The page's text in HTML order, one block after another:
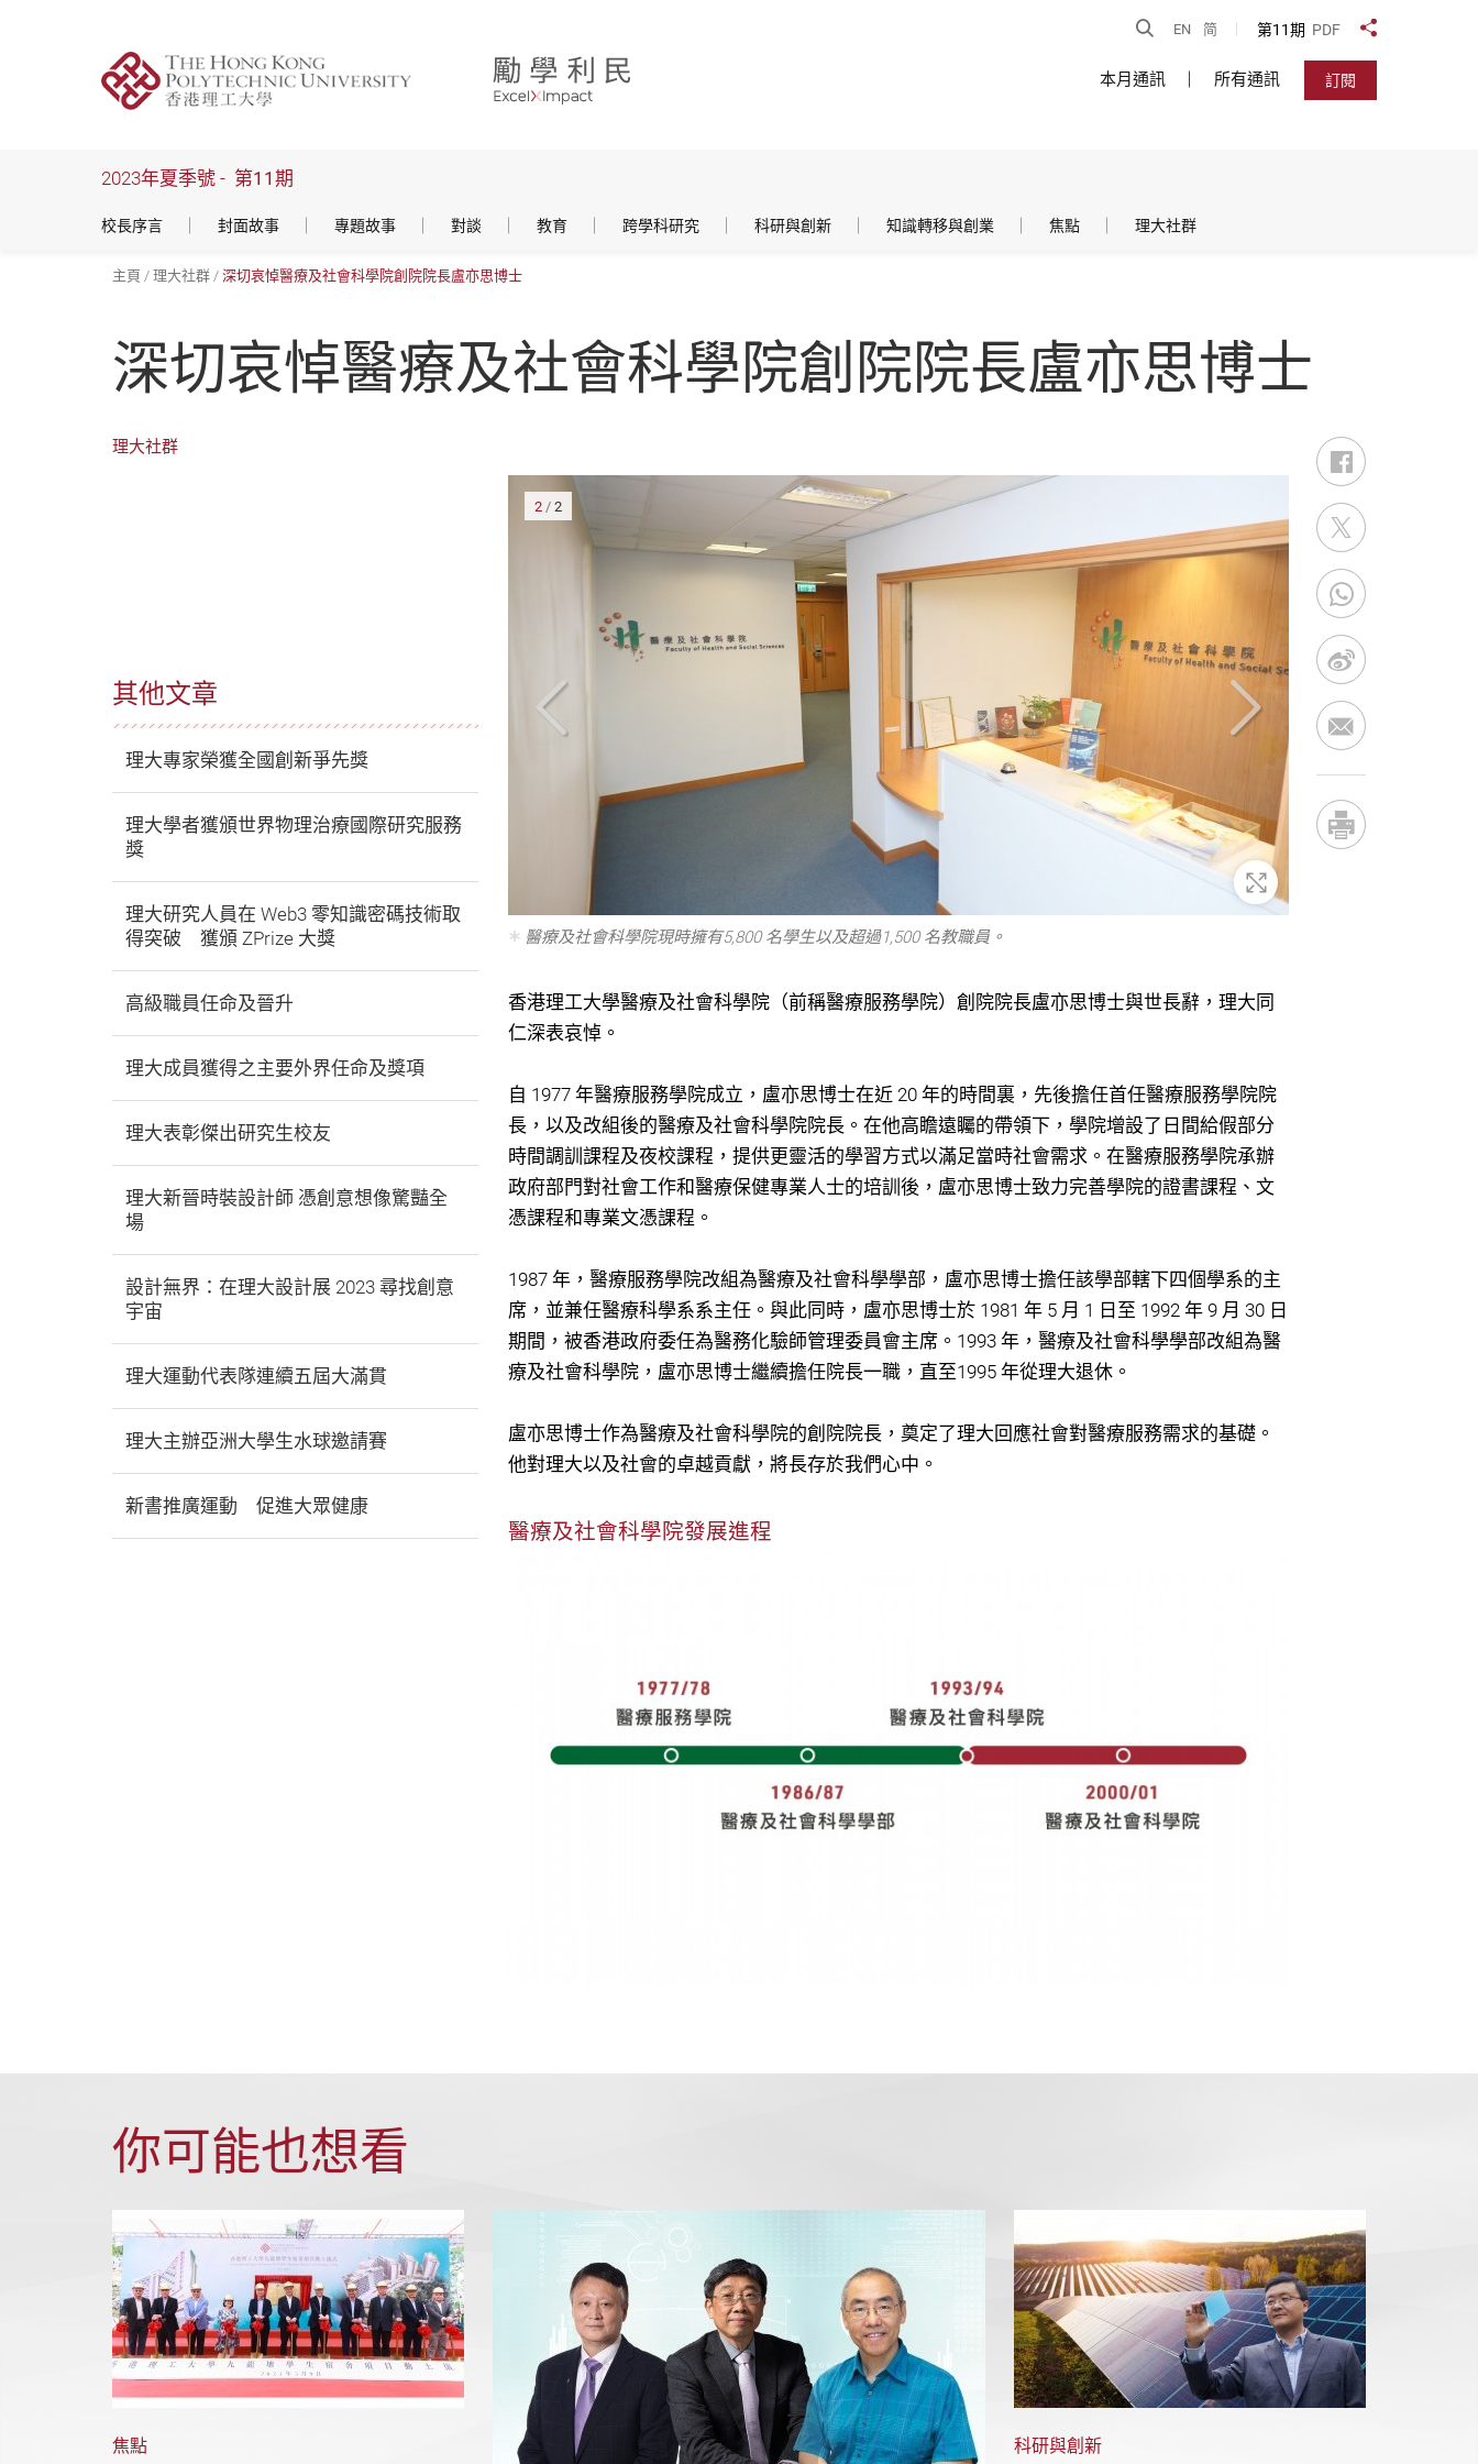
開啟搜尋
EN 简 第11期 PDF 分享到
本月通訊 所有通訊 訂閱
2023年夏季號 - 第11期
校長序言 封面故事 專題故事 對談 教育 跨學科研究 科研與創新 知識轉移與創業 焦點 理大社群
主頁 理大社群 深切哀悼醫療及社會科學院創院院長盧亦思博士
深切哀悼醫療及社會科學院創院院長盧亦思博士
理大社群
其他文章
理大專家榮獲全國創新爭先獎
理大學者獲頒世界物理治療國際研究服務
獎
理大研究人員在 Web3 零知識密碼技術取
得突破 獲頒 ZPrize 大獎
高級職員任命及晉升
理大成員獲得之主要外界任命及獎項
理大表彰傑出研究生校友
理大新晉時裝設計師 憑創意想像驚豔全
場
設計無界：在理大設計展 2023 尋找創意
宇宙
理大運動代表隊連續五屆大滿貫
理大主辦亞洲大學生水球邀請賽
新書推廣運動 促進大眾健康
放大
2 / 2
醫療及社會科學院現時擁有5,800 名學生以及超過1,500 名教職員。
香港理工大學醫療及社會科學院（前稱醫療服務學院）創院院長盧亦思博士與世長辭，理大同
仁深表哀悼。
自 1977 年醫療服務學院成立，盧亦思博士在近 20 年的時間裏，先後擔任首任醫療服務學院院
長，以及改組後的醫療及社會科學院院長。在他高瞻遠矚的帶領下，學院增設了日間給假部分
時間調訓課程及夜校課程，提供更靈活的學習方式以滿足當時社會需求。在醫療服務學院承辦
政府部門對社會工作和醫療保健專業人士的培訓後，盧亦思博士致力完善學院的證書課程、文
憑課程和專業文憑課程。
1987 年，醫療服務學院改組為醫療及社會科學學部，盧亦思博士擔任該學部轄下四個學系的主
席，並兼任醫療科學系系主任。與此同時，盧亦思博士於 1981 年 5 月 1 日至 1992 年 9 月 30 日
期間，被香港政府委任為醫務化驗師管理委員會主席。1993 年，醫療及社會科學學部改組為醫
療及社會科學院，盧亦思博士繼續擔任院長一職，直至1995 年從理大退休。
盧亦思博士作為醫療及社會科學院的創院院長，奠定了理大回應社會對醫療服務需求的基礎。
他對理大以及社會的卓越貢獻，將長存於我們心中。
醫療及社會科學院發展進程
你可能也想看
焦點 科研與創新